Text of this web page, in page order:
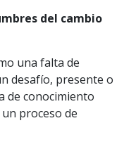
del cambio
una falta de
desafío, presente o
de conocimiento
proceso de